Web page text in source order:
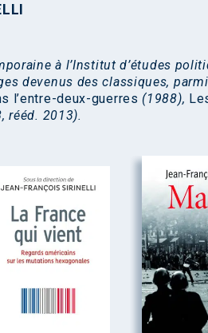
à l’Institut d’études
devenus des classiques,
l’entre-deux-guerres (1988),
rééd. 2013).